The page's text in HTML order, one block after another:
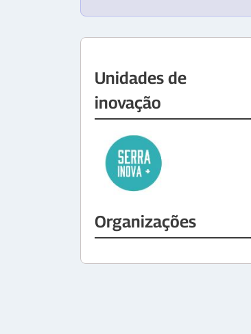
Unidades de
inovação
Organizações